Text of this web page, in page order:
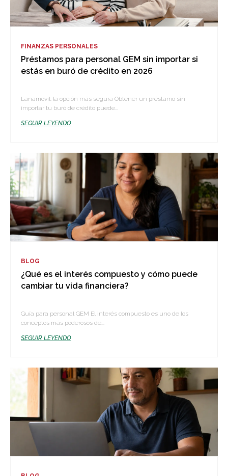
FINANZAS PERSONALES
Préstamos para personal GEM sin importar si
estás en buró de crédito en 2026
Lanamóvil: la opción más segura Obtener un préstamo sin
importar tu buró de crédito puede...
SEGUIR LEYENDO
BLOG
¿Qué es el interés compuesto y cómo puede
cambiar tu vida financiera?
Guía para personal GEM El interés compuesto es uno de los
conceptos más poderosos de...
SEGUIR LEYENDO